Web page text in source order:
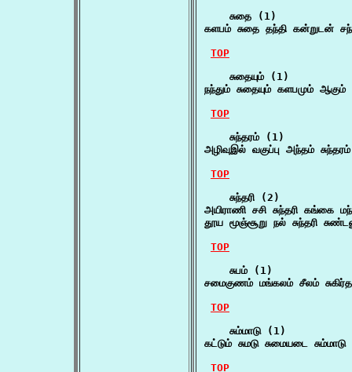
    சுதை (1)
களபம் சுதை தந்தி கன்றுடன்
TOP
    சுதையும் (1)
நந்தும் சுதையும் களபமும்
TOP
    சுந்தரம் (1)
அழிவுஇல் வகுப்பு அந்தம்
TOP
    சுந்தரி (2)
அயிராணி சசி சுந்தரி கங்கை
தூய மூஞ்சூறு நல் சுந்தரி
TOP
    சுபம் (1)
சமைகுணம் மங்கலம் சீலம்
TOP
    சும்மாடு (1)
கட்டும் சுமடு சுமையடை
TOP